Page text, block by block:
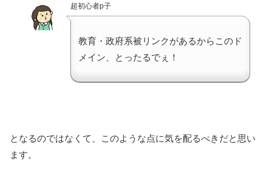
超初心者p子
教育・政府系被リンクがあるからこのド
メイン、とったるでぇ！
となるのではなくて、このような点に気を配るべきだと思い
ます。